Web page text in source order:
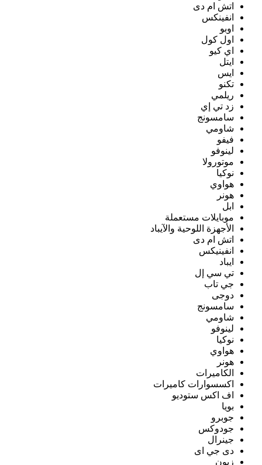
اتش ام دى
انفينكس
اوبو
اول كول
اي كيو
ايتل
ايس
تكنو
ريلمي
زد تي إي
سامسونج
شاومي
فيفو
لينوفو
موتورولا
نوكيا
هواوي
هونر
ابل
موبايلات مستعملة
الأجهزة اللوحية والآيباد
اتش ام دى
انفينيكس
ايباد
تي سي إل
جي تاب
دوجى
سامسونج
شاومي
لينوفو
نوكيا
هواوي
هونر
الكاميرات
اكسسوارات كاميرات
اف اكس ستوديو
بويا
جوبرو
جودوكس
جينرال
دى جي اى
زيون